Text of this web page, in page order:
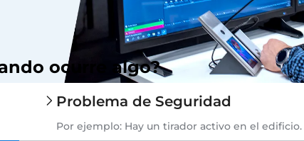
ocurre algo?
Problema de Seguridad
Por ejemplo: Hay un tirador activo en el edificio.